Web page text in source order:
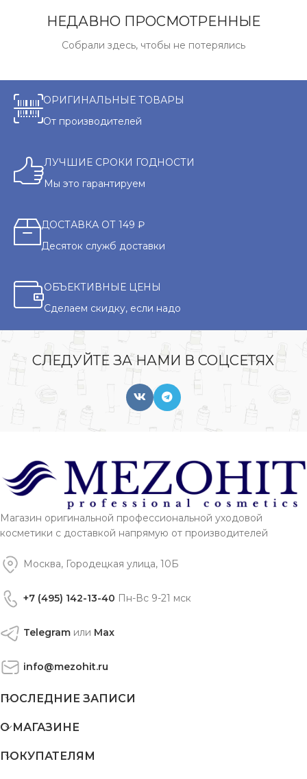
НЕДАВНО ПРОСМОТРЕННЫЕ
Собрали здесь, чтобы не потерялись
ОРИГИНАЛЬНЫЕ ТОВАРЫ
От производителей
ЛУЧШИЕ СРОКИ ГОДНОСТИ
Мы это гарантируем
ДОСТАВКА ОТ 149 ₽
Десяток служб доставки
ОБЪЕКТИВНЫЕ ЦЕНЫ
Сделаем скидку, если надо
СЛЕДУЙТЕ ЗА НАМИ В СОЦСЕТЯХ
Магазин оригинальной профессиональной уходовой
косметики с доставкой напрямую от производителей
Москва, Городецкая улица, 10Б
+7 (495) 142-13-40 Пн-Вс 9-21 мск
Telegram или Max
info@mezohit.ru
ПОСЛЕДНИЕ ЗАПИСИ
О МАГАЗИНЕ
ПОКУПАТЕЛЯМ